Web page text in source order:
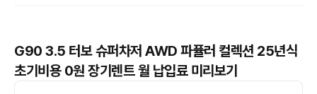
G90 3.5 터보 슈퍼차저 AWD 파퓰러 컬렉션 25년식
초기비용 0원 장기렌트 월 납입료 미리보기